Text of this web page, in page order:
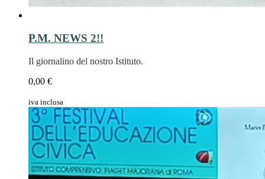
P.M. NEWS 2!!
Il giornalino del nostro Istituto.
0,00 €
iva inclusa